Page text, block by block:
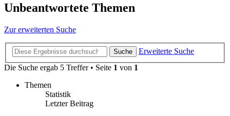
Unbeantwortete Themen
Zur erweiterten Suche
Suche
Erweiterte Suche
Die Suche ergab 5 Treffer • Seite 1 von 1
Themen
Statistik
Letzter Beitrag